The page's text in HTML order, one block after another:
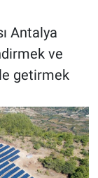
Antalya
ve
getirmek